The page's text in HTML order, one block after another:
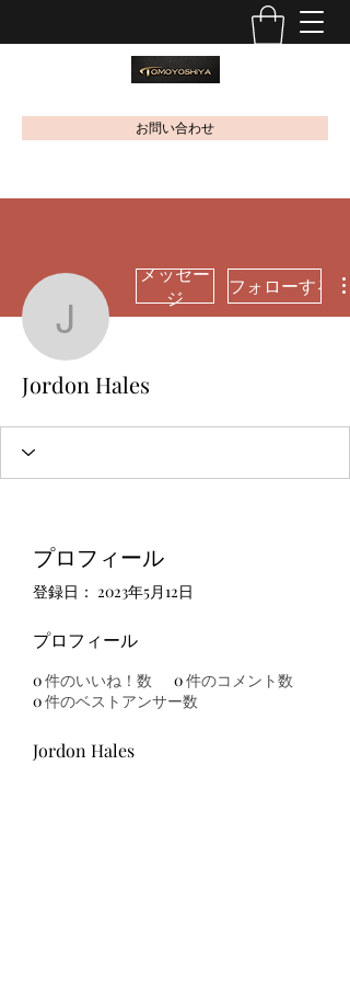
お問い合わせ
Jordon Hales
メッセー
ジ
フォローする
Jordon Hales
プロフィール
登録日： 2023年5月12日
プロフィール
0件のいいね！数 0件のコメント数
0件のベストアンサー数
Jordon Hales